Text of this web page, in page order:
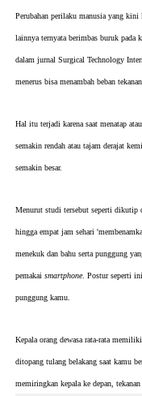
Perubahan perilaku manusia yang kini
lainnya ternyata berimbas buruk pada
dalam jurnal Surgical Technology
menerus bisa menambah beban
Hal itu terjadi karena saat menatap
semakin rendah atau tajam derajat
semakin besar.
Menurut studi tersebut seperti dikutip
hingga empat jam sehari
menekuk dan bahu serta punggung
pemakaismartphone. Postur seperti
punggung kamu.
Kepala orang dewasa rata-rata
ditopang tulang belakang saat kamu
memiringkan kepala ke depan,